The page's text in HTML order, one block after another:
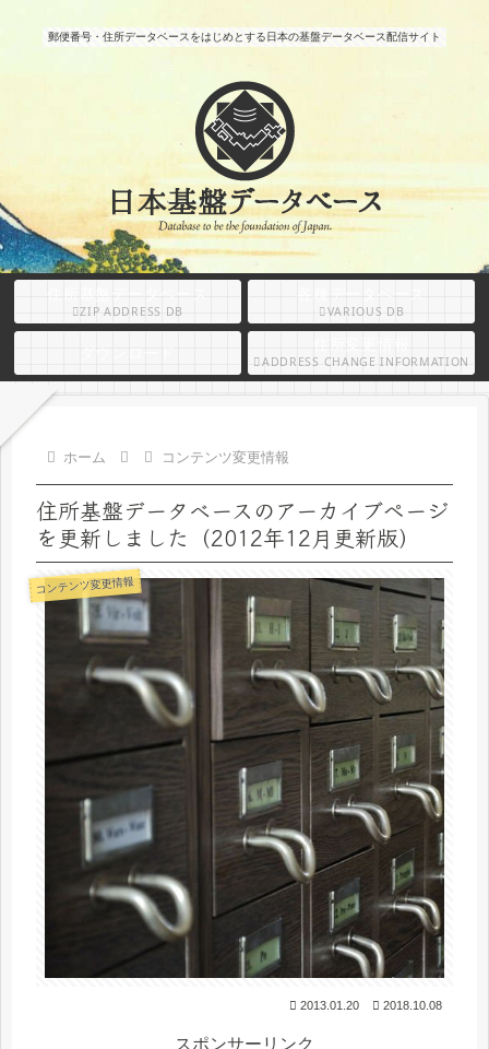
郵便番号・住所データベースをはじめとする日本の基盤データベース配信サイト
住所基盤データベース
ZIP ADDRESS DB VARIOUS DB
ADDRESS CHANGE INFORMATION
ホーム コンテンツ変更情報
住所基盤データベースのアーカイブページ
を更新しました（2012年12月更新版）
コンテンツ変更情報
2013.01.20 2018.10.08
スポンサーリンク